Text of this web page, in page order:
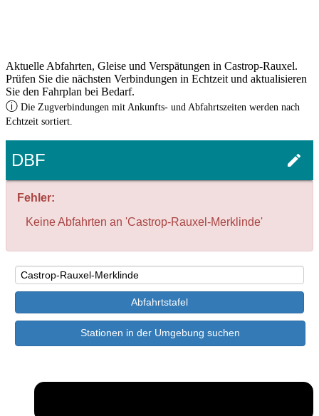
Aktuelle Abfahrten, Gleise und Verspätungen in Castrop-Rauxel.
Prüfen Sie die nächsten Verbindungen in Echtzeit und aktualisieren
Sie den Fahrplan bei Bedarf.
ⓘ Die Zugverbindungen mit Ankunfts- und Abfahrtszeiten werden nach
Echtzeit sortiert.